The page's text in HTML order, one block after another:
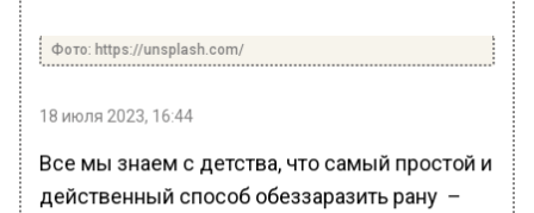
Фото: https://unsplash.com/
18 июля 2023, 16:44
Все мы знаем с детства, что самый простой и
действенный способ обеззаразить рану –